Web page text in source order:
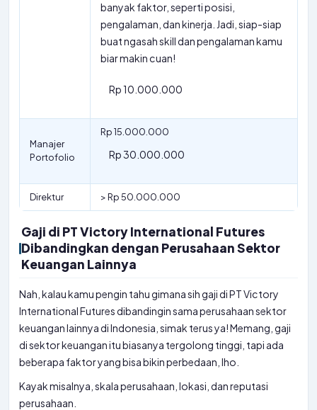
banyak faktor, seperti posisi,
pengalaman, dan kinerja. Jadi, siap-siap
buat ngasah skill dan pengalaman kamu
biar makin cuan!
Rp 10.000.000
Manajer
Portofolio
Rp 15.000.000
Rp 30.000.000
Direktur > Rp 50.000.000
Gaji di PT Victory International Futures
Dibandingkan dengan Perusahaan Sektor
Keuangan Lainnya
Nah, kalau kamu pengin tahu gimana sih gaji di PT Victory
International Futures dibandingin sama perusahaan sektor
keuangan lainnya di Indonesia, simak terus ya! Memang, gaji
di sektor keuangan itu biasanya tergolong tinggi, tapi ada
beberapa faktor yang bisa bikin perbedaan, lho.
Kayak misalnya, skala perusahaan, lokasi, dan reputasi
perusahaan.